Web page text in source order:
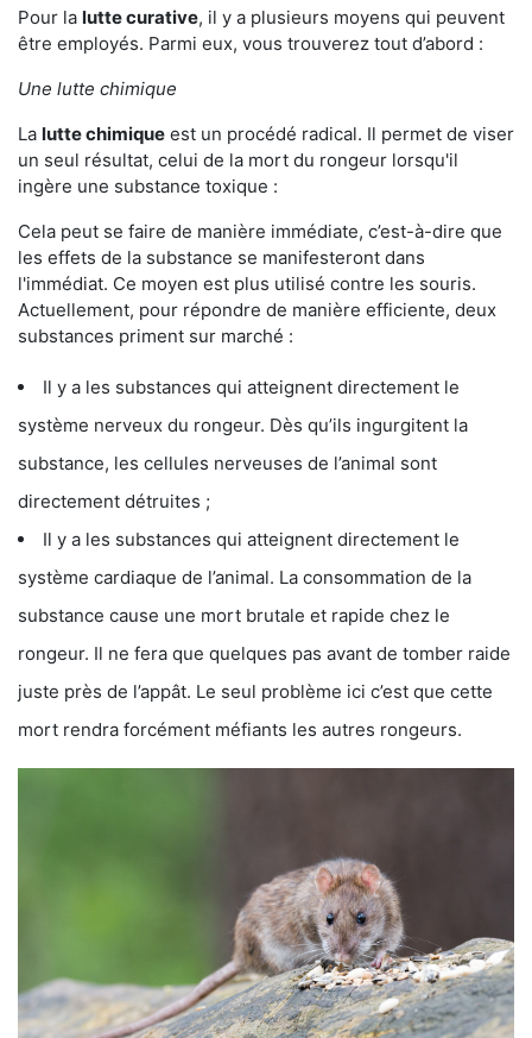
Pour la lutte curative, il y a plusieurs moyens qui peuvent
être employés. Parmi eux, vous trouverez tout d’abord :
Une lutte chimique
La lutte chimique est un procédé radical. Il permet de viser
un seul résultat, celui de la mort du rongeur lorsqu'il
ingère une substance toxique :
Cela peut se faire de manière immédiate, c’est-à-dire que
les effets de la substance se manifesteront dans
l'immédiat. Ce moyen est plus utilisé contre les souris.
Actuellement, pour répondre de manière efficiente, deux
substances priment sur marché :
Il y a les substances qui atteignent directement le
système nerveux du rongeur. Dès qu’ils ingurgitent la
substance, les cellules nerveuses de l’animal sont
directement détruites ;
Il y a les substances qui atteignent directement le
système cardiaque de l’animal. La consommation de la
substance cause une mort brutale et rapide chez le
rongeur. Il ne fera que quelques pas avant de tomber raide
juste près de l’appât. Le seul problème ici c’est que cette
mort rendra forcément méfiants les autres rongeurs.